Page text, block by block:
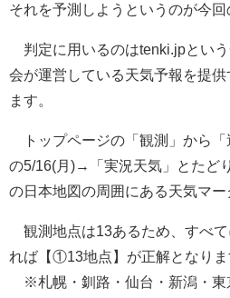
それを予測しようというのが今回
判定に用いるのはtenki.jpとい
会が運営している天気予報を提
ます。
トップページの「観測」から
の5/16(月)→「実況天気」とたど
の日本地図の周囲にある天気マー
観測地点は13あるため、すべ
れば【①13地点】が正解となりま
※札幌・釧路・仙台・新潟・東